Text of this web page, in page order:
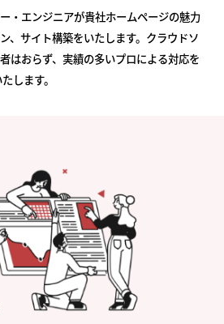
・エンジニアが貴社ホームページの魅力
、サイト構築をいたします。クラウドソ
はおらず、実績の多いプロによる対応を
します。